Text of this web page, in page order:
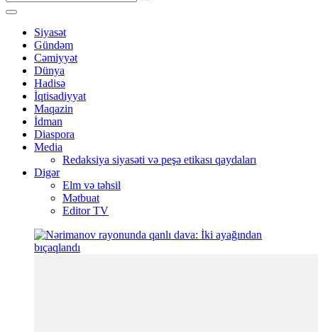
Siyasət
Gündəm
Cəmiyyət
Dünya
Hadisə
İqtisadiyyat
Maqazin
İdman
Diaspora
Media
Redaksiya siyasəti və peşə etikası qaydaları
Digər
Elm və təhsil
Mətbuat
Editor TV